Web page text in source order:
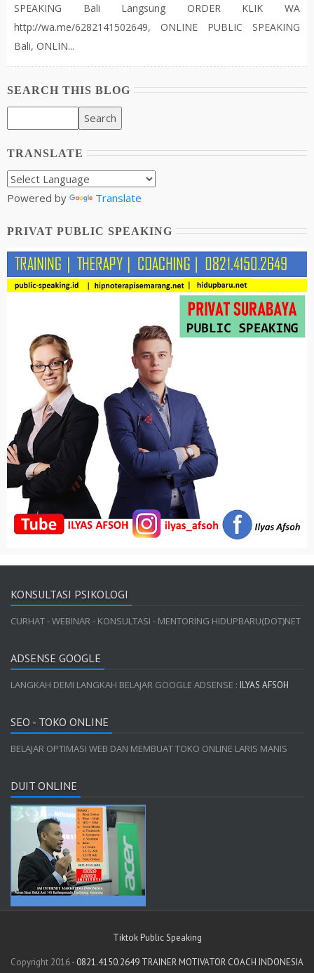
SPEAKING Bali Langsung ORDER KLIK WA
http://wa.me/6282141502649, ONLINE PUBLIC SPEAKING
Bali, ONLIN...
SEARCH THIS BLOG
TRANSLATE
Powered by Translate
PRIVAT PUBLIC SPEAKING
KONSULTASI PSIKOLOGI
CURHAT - WEBINAR - KONSULTASI - MENTORING HIDUPBARU(DOT)NET
ADSENSE GOOGLE
LANGKAH DEMI LANGKAH BELAJAR GOOGLE ADSENSE : ILYAS AFSOH
SEO - TOKO ONLINE
BELAJAR OPTIMASI WEB DAN MEMBUAT TOKO ONLINE LARIS MANIS
DUIT ONLINE
Tiktok Public Speaking
Copyright 2016 - 0821.4150.2649 TRAINER MOTIVATOR COACH INDONESIA